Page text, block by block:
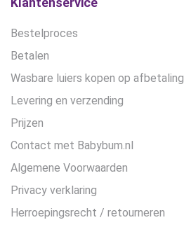
Bestelproces
Betalen
Wasbare luiers kopen op afbetaling
Levering en verzending
Prijzen
Contact met Babybum.nl
Algemene Voorwaarden
Privacy verklaring
Herroepingsrecht / retourneren